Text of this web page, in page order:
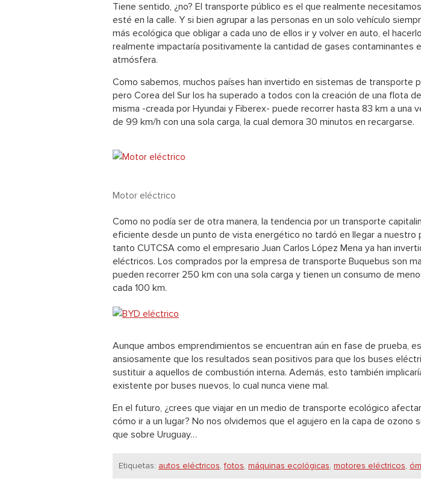
Tiene sentido, ¿no? El transporte público es el que realmente
esté en la calle. Y si bien agrupar a las personas en un solo vehículo
más ecológica que obligar a cada uno de ellos ir y volver en auto, el
realmente impactaría positivamente la cantidad de gases contaminantes
atmósfera.
Como sabemos, muchos países han invertido en sistemas de transporte
pero Corea del Sur los ha superado a todos con la creación de una flota
misma -creada por Hyundai y Fiberex- puede recorrer hasta 83 km a una
de 99 km/h con una sola carga, la cual demora 30 minutos en recargarse.
Motor eléctrico
Como no podía ser de otra manera, la tendencia por un transporte
eficiente desde un punto de vista energético no tardó en llegar a nuestro
tanto CUTCSA como el empresario Juan Carlos López Mena ya han
eléctricos. Los comprados por la empresa de transporte Buquebus son
pueden recorrer 250 km con una sola carga y tienen un consumo de
cada 100 km.
Aunque ambos emprendimientos se encuentran aún en fase de prueba,
ansiosamente que los resultados sean positivos para que los buses
sustituir a aquellos de combustión interna. Además, esto también
existente por buses nuevos, lo cual nunca viene mal.
En el futuro, ¿crees que viajar en un medio de transporte ecológico
cómo ir a un lugar? No nos olvidemos que el agujero en la capa de ozono
que sobre Uruguay…
Etiquetas: autos eléctricos,fotos, máquinas ecológicas, motores eléctricos,